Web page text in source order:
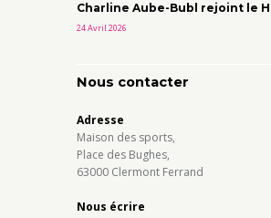
Charline Aube-Bubl rejoint le
24 Avril 2026
Nous contacter
Adresse
Maison des sports,
Place des Bughes,
63000 Clermont Ferrand
Nous écrire